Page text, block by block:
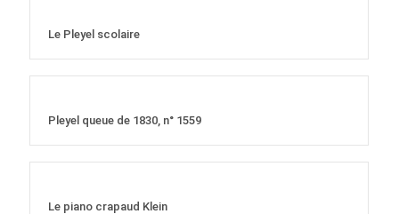
Le Pleyel scolaire
Pleyel queue de 1830, n° 1559
Le piano crapaud Klein